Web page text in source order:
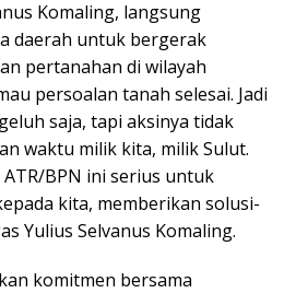
Komaling, langsung
daerah untuk bergerak
pertanahan di wilayah
persoalan tanah selesai. Jadi
saja, tapi aksinya tidak
waktu milik kita, milik Sulut.
BPN ini serius untuk
kita, memberikan solusi-
Yulius Selvanus Komaling.
komitmen bersama